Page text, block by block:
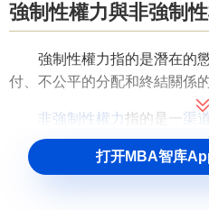
強制性權力與非強制
強制性權力指的是潛在的懲
付、不公平的分配和終結關係
非強制性權力指的是一渠
支持，包括產品服務、培訓、
持。這種方法主要探討了懲罰
打开MBA智库